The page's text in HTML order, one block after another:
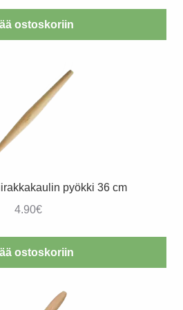
ostoskoriin
pyökki 36 cm
4.90€
ostoskoriin